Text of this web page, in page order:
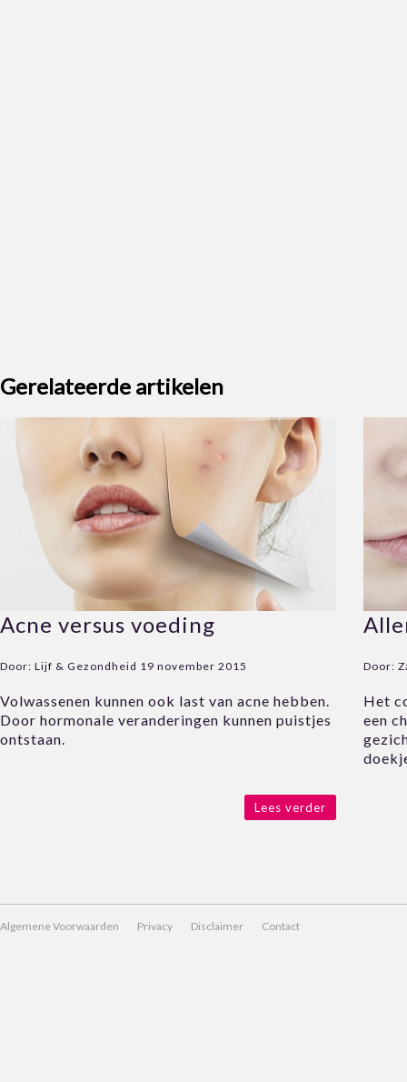
Gerelateerde artikelen
Acne versus voeding
Door: Lijf & Gezondheid 19 november 2015
Volwassenen kunnen ook last van acne hebben.
Door hormonale veranderingen kunnen puistjes
ontstaan.
Lees verder
Door:
Het
een
Algemene Voorwaarden Privacy Disclaimer Contact